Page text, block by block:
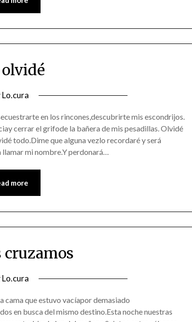
08/2016
Lo.cura
en los rincones,descubrirte mis escondrijos.
cerrar el grifode la bañera de mis pesadillas. Olvidé
todo.Dime que alguna vezlo recordaré y será
mi nombre.Y perdonará…
more
07/2016
Lo.cura
cama que estuvo vacíapor demasiado
en busca del mismo destino.Esta noche nuestras